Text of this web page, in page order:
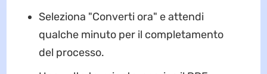
Seleziona "Converti ora" e attendi
qualche minuto per il completamento
del processo.